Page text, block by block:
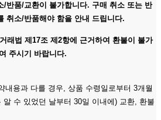
/반품/교환이 불가합니다. 구매 취소 또는 반
취소/반품해야 함을 안내 드립니다.
래법 제17조 제2항에 근거하여 환불이 불가
주시기 바랍니다.
내용과 다를 경우, 상품 수령일로부터 3개월
수 있었던 날부터 30일 이내에) 교환, 환불